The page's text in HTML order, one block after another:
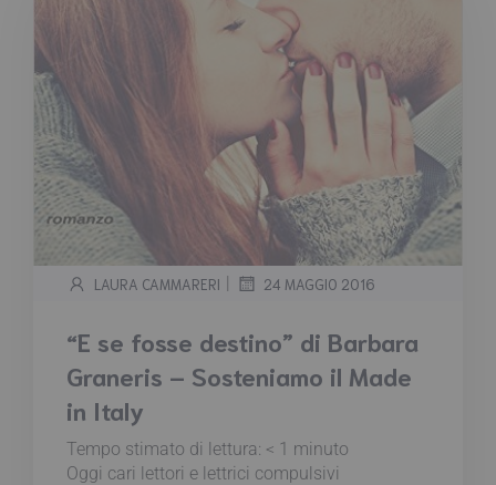
LAURA CAMMARERI | 24 MAGGIO 2016
“E se fosse destino” di Barbara
Graneris – Sosteniamo il Made
in Italy
Tempo stimato di lettura: < 1 minuto
Oggi cari lettori e lettrici compulsivi